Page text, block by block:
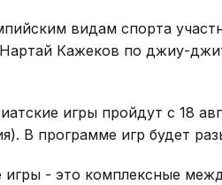
видам спорта
Кажеков по джиу-
игры пройдут с 18
В программе игр будет
игры - это комплексные